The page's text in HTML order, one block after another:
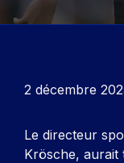
2 décembre
Le directeur
Krösche,